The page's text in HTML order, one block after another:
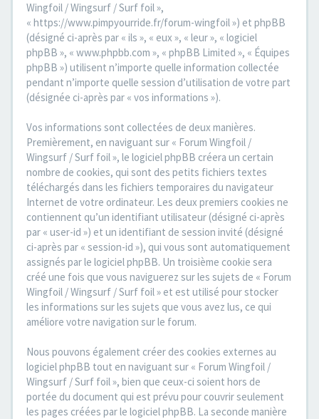
Wingfoil / Wingsurf / Surf foil »,
« https://www.pimpyourride.fr/forum-wingfoil ») et phpBB
(désigné ci-après par « ils », « eux », « leur », « logiciel
phpBB », « www.phpbb.com », « phpBB Limited », « Équipes
phpBB ») utilisent n’importe quelle information collectée
pendant n’importe quelle session d’utilisation de votre part
(désignée ci-après par « vos informations »).
Vos informations sont collectées de deux manières.
Premièrement, en naviguant sur « Forum Wingfoil /
Wingsurf / Surf foil », le logiciel phpBB créera un certain
nombre de cookies, qui sont des petits fichiers textes
téléchargés dans les fichiers temporaires du navigateur
Internet de votre ordinateur. Les deux premiers cookies ne
contiennent qu’un identifiant utilisateur (désigné ci-après
par « user-id ») et un identifiant de session invité (désigné
ci-après par « session-id »), qui vous sont automatiquement
assignés par le logiciel phpBB. Un troisième cookie sera
créé une fois que vous naviguerez sur les sujets de « Forum
Wingfoil / Wingsurf / Surf foil » et est utilisé pour stocker
les informations sur les sujets que vous avez lus, ce qui
améliore votre navigation sur le forum.
Nous pouvons également créer des cookies externes au
logiciel phpBB tout en naviguant sur « Forum Wingfoil /
Wingsurf / Surf foil », bien que ceux-ci soient hors de
portée du document qui est prévu pour couvrir seulement
les pages créées par le logiciel phpBB. La seconde manière